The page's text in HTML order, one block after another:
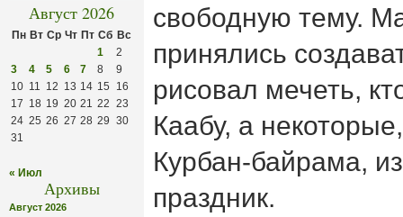
Август 2026
Пн Вт Ср Чт Пт Сб Вс
1
2
3
4 5 6 7 8
9
10 11 12 13 14 15
16
17 18 19 20 21 22 23
24 25 26 27 28 29 30
31
« Июл
Архивы
Август 2026
свободную тему.
принялись
рисовал мечеть,
Каабу, а
Курбан-байрама,
праздник.